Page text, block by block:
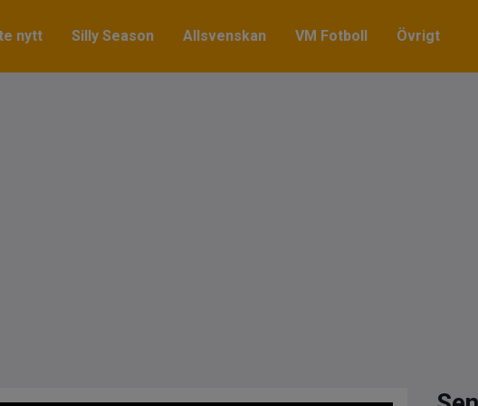
nytt Silly Season Allsvenskan VM Fotboll Övrigt